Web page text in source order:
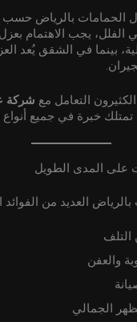
الحمامات بالرياض حسب
الفلل، يجب الاهتمام
بينما في الشقق يُعد
التعامل مع شركة
تمتلك خبرة في جميع أنواع
على المدى الطويل
العديد من الفوائد
التلف
والعفن
الجمالي